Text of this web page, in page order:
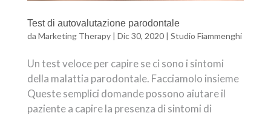
Test di autovalutazione parodontale
da Marketing Therapy| Dic 30, 2020| Studio Fiammenghi
Un test veloce per capire se ci sono i sintomi
della malattia parodontale. Facciamolo insieme
Queste semplici domande possono aiutare il
paziente a capire la presenza di sintomi di